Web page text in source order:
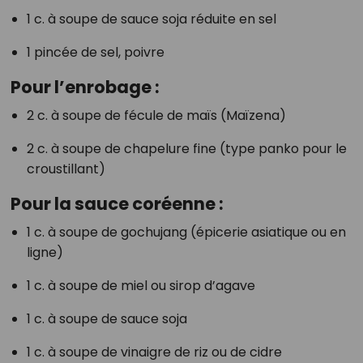
1 c. à soupe de sauce soja réduite en sel
1 pincée de sel, poivre
Pour l’enrobage :
2 c. à soupe de fécule de maïs (Maïzena)
2 c. à soupe de chapelure fine (type panko pour le
croustillant)
Pour la sauce coréenne :
1 c. à soupe de gochujang (épicerie asiatique ou en
ligne)
1 c. à soupe de miel ou sirop d’agave
1 c. à soupe de sauce soja
1 c. à soupe de vinaigre de riz ou de cidre